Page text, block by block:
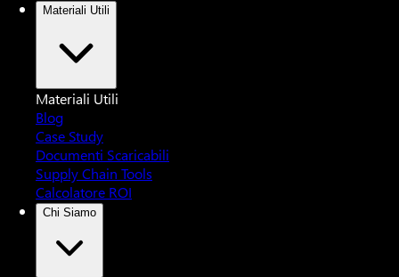
Materiali Utili
Materiali Utili
Blog
Case Study
Documenti Scaricabili
Supply Chain Tools
Calcolatore ROI
Chi Siamo